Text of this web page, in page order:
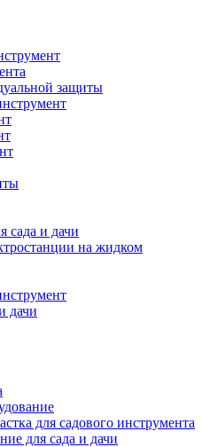
защиты
сада и дачи
на жидком
дачи
для садового инструмента
для сада и дачи